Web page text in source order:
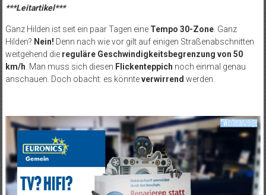
***Leitartikel***
Ganz Hilden ist seit ein paar Tagen eine Tempo 30-Zone. Ganz
Hilden? Nein! Denn nach wie vor gilt auf einigen Straßenabschnitten
weitgehend die reguläre Geschwindigkeitsbegrenzung von 50
km/h. Man muss sich diesen Flickenteppich noch einmal genau
anschauen. Doch obacht: es könnteverwirrend werden.